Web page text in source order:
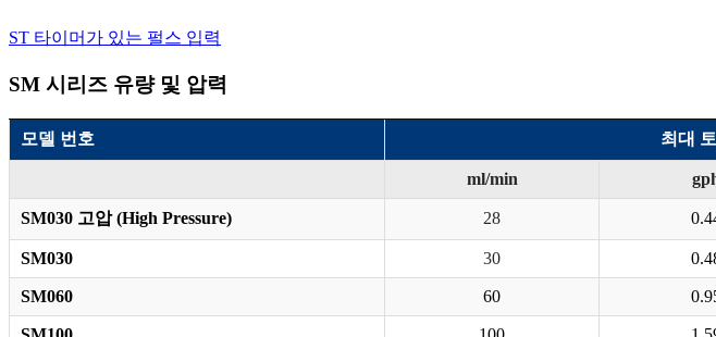
ST 타이머가 있는 펄스 입력
SM 시리즈 유량 및 압력
모델 번호 최대
ml/min
SM030 고압 (High Pressure) 28
SM030 30
SM060 60